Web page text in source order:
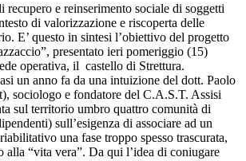
recupero e reinserimento sociale di soggetti
di valorizzazione e riscoperta delle
E’ questo in sintesi l’obiettivo del progetto
presentato ieri pomeriggio (15)
operativa, il castello di Strettura.
un anno fa da una intuizione del dott. Paolo
sociologo e fondatore del C.A.S.T. Assisi
sul territorio umbro quattro comunità di
sull’esigenza di associare ad un
una fase troppo spesso trascurata,
alla “vita vera”. Da qui l’idea di coniugare